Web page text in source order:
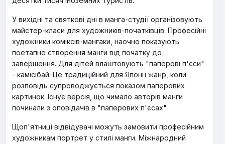
У вихідні та святкові дні в манга-студії організовують
майстер-класи для художників-початківців. Професійні
художники коміксів-мангаки, наочно показують
поетапне створення манги від початку до
завершення. Для дітей влаштовують "паперові п'єси"
- камісібай. Це традиційний для Японії жанр, коли
розповідь супроводжується показом паперових
картинок. Існує версія, що чимало авторів манги
починали з оповідачів в "паперових п'єсах".
Щоп'ятниці відвідувачі можуть замовити професійним
художникам портрет у стилі манги. Міжнародний